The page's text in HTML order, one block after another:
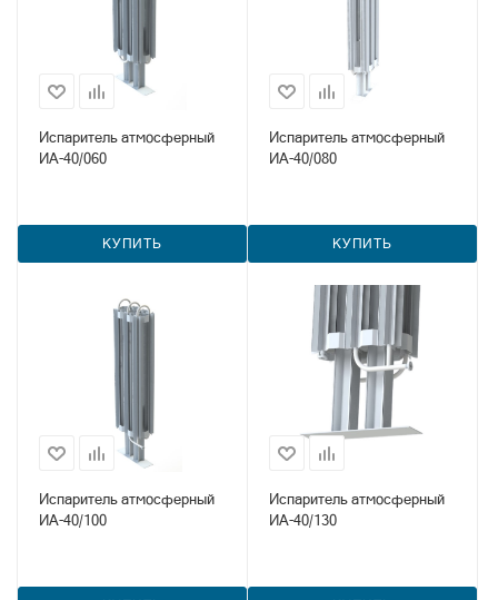
Испаритель атмосферный
ИА-40/060
КУПИТЬ
Испаритель атмосферный
ИА-40/080
КУПИТЬ
Испаритель атмосферный
ИА-40/100
Испаритель атмосферный
ИА-40/130